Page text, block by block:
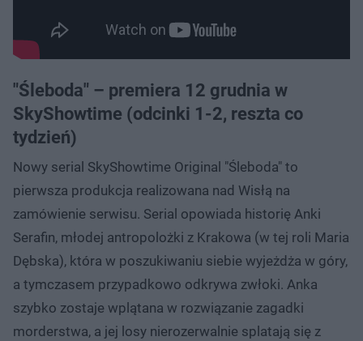
"Śleboda" – premiera 12 grudnia w
SkyShowtime (odcinki 1-2, reszta co
tydzień)
Nowy serial SkyShowtime Original "Śleboda" to
pierwsza produkcja realizowana nad Wisłą na
zamówienie serwisu. Serial opowiada historię Anki
Serafin, młodej antropolożki z Krakowa (w tej roli Maria
Dębska), która w poszukiwaniu siebie wyjeżdża w góry,
a tymczasem przypadkowo odkrywa zwłoki. Anka
szybko zostaje wplątana w rozwiązanie zagadki
morderstwa, a jej losy nierozerwalnie splatają się z